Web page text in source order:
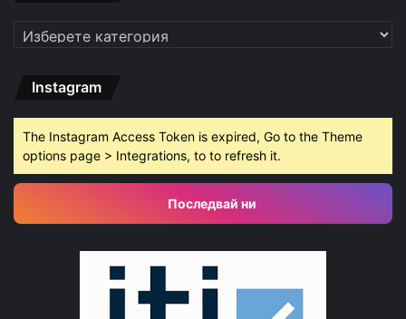
Категории
Instagram
The Instagram Access Token is expired, Go to the Theme
options page > Integrations, to to refresh it.
Последвай ни